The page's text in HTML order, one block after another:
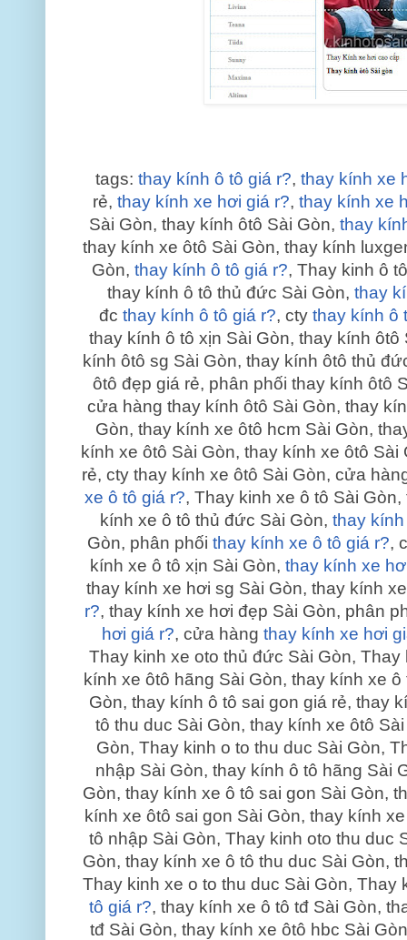
tags:thay kính ô tô giá r?,thay kính xe
rẻ, thay kính xe hơi giá r?, thay kính xe
Sài Gòn, thay kính ôtô Sài Gòn,thay
thay kính xe ôtô Sài Gòn, thay kính
Gòn, thay kính ô tô giá r?, Thay kinh ô
thay kính ô tô thủ đức Sài Gòn, thay
đcthay kính ô tô giá r?, ctythay kính ô
thay kính ô tô xịn Sài Gòn, thay kính
kính ôtô sg Sài Gòn, thay kính ôtô thủ
ôtô đẹp giá rẻ, phân phối thay kính ôtô
cửa hàng thay kính ôtô Sài Gòn, thay
Gòn, thay kính xe ôtô hcm Sài Gòn,
kính xe ôtô Sài Gòn, thay kính xe ôtô
rẻ, cty thay kính xe ôtô Sài Gòn, cửa
xe ô tô giá r?, Thay kinh xe ô tô Sài
kính xe ô tô thủ đức Sài Gòn,thay
Gòn, phân phối thay kính xe ô tô giá r?,
kính xe ô tô xịn Sài Gòn, thay kính xe
thay kính xe hơi sg Sài Gòn, thay kính
r?, thay kính xe hơi đẹp Sài Gòn, phân
hơi giá r?, cửa hàngthay kính xe hơi
Thay kinh xe oto thủ đức Sài Gòn,
kính xe ôtô hãng Sài Gòn, thay kính xe
Gòn, thay kính ô tô sai gon giá rẻ, thay
tô thu duc Sài Gòn, thay kính xe ôtô
Gòn, Thay kinh o to thu duc Sài Gòn,
nhập Sài Gòn, thay kính ô tô hãng Sài
Gòn, thay kính xe ô tô sai gon Sài Gòn,
kính xe ôtô sai gon Sài Gòn, thay kính
tô nhập Sài Gòn, Thay kinh oto thu duc
Gòn, thay kính xe ô tô thu duc Sài Gòn,
Thay kinh xe o to thu duc Sài Gòn,
tô giá r?, thay kính xe ô tô tđ Sài Gòn,
tđ Sài Gòn, thay kính xe ôtô hbc Sài